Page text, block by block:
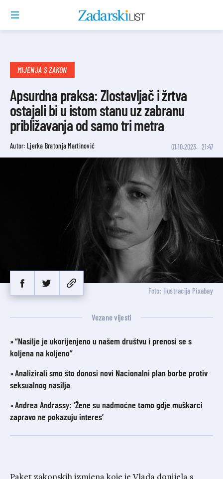
MIJENJA S ZAKON
Apsurdna praksa: Zlostavljač i žrtva
ostajali bi u istom stanu uz zabranu
približavanja od samo tri metra
Autor: Ljerka Bratonja Martinović 01.10.2023. 21:47
Foto: Ilustracija Pixabay
Vezane vijesti
“Nasilje je ukorijenjeno u našem društvu i prenosi se s
koljena na koljeno”
Analizirali smo što donosi novi Nacionalni plan borbe protiv
seksualnog nasilja
Andrea Andrassy: ‘Žene su nadmoćne tamo gdje muškarci
zapravo ne pokazuju interes’